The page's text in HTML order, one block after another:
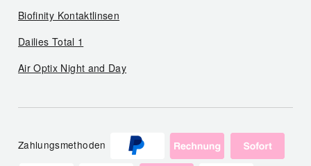
Biofinity Kontaktlinsen
Dailies Total 1
Air Optix Night and Day
Zahlungsmethoden